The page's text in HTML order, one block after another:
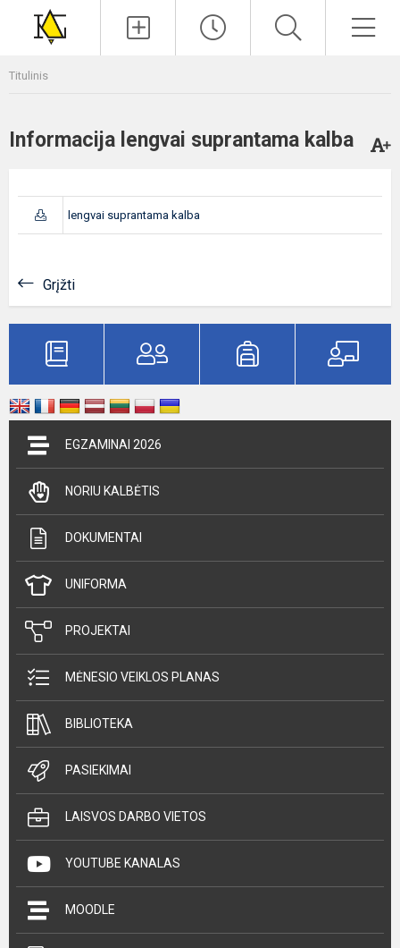
Titulinis
Informacija lengvai suprantama kalba
lengvai suprantama kalba
Grįžti
EGZAMINAI 2026
NORIU KALBĖTIS
DOKUMENTAI
UNIFORMA
PROJEKTAI
MĖNESIO VEIKLOS PLANAS
BIBLIOTEKA
PASIEKIMAI
LAISVOS DARBO VIETOS
YOUTUBE KANALAS
MOODLE